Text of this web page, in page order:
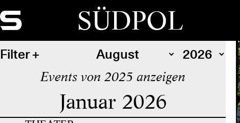
SÜDPOL
Filter
Events von 2025 anzeigen
Januar 2026